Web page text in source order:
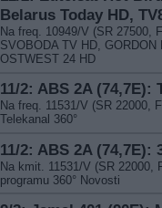
Belarus Today HD,
Na freq. 10949/V (SR 27500,
SVOBODA TV HD,
OSTWEST 24 HD
11/2: ABS 2A (74,7E):
Na freq. 11531/V (SR 22000,
Telekanal 360°
11/2: ABS 2A (74,7E):
Na kmit. 11531/V (SR
programu 360° Novosti